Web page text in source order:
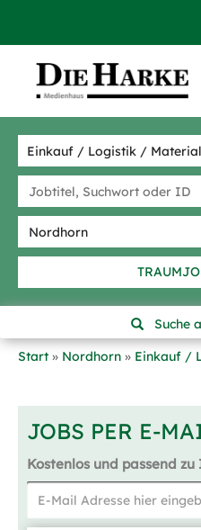
Suche
Start
Nordhorn
Einkauf /
JOBS PER E-
Kostenlos und passend zu